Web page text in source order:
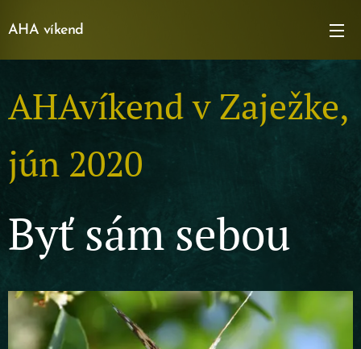
AHA víkend
AHAvíkend v Zaježke,
jún 2020
Byť sám sebou